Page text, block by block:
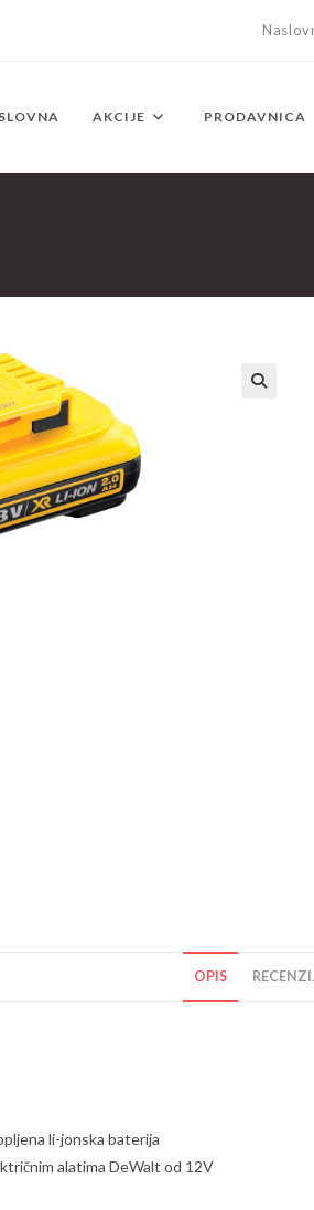
AKCIJE PRODAVNICA
OPIS
li-jonska baterija
alatima DeWalt od 12V